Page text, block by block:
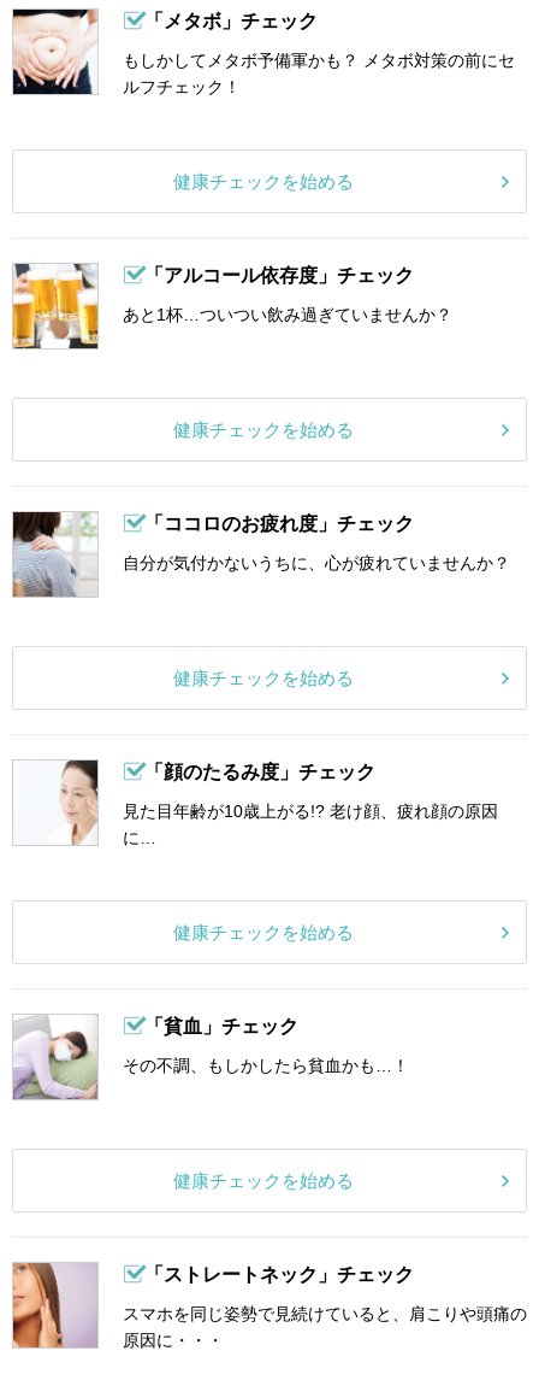
「メタボ」チェック
もしかしてメタボ予備軍かも？ メタボ対策の前にセ
ルフチェック！
健康チェックを始める
「アルコール依存度」チェック
あと1杯…ついつい飲み過ぎていませんか？
健康チェックを始める
「ココロのお疲れ度」チェック
自分が気付かないうちに、心が疲れていませんか？
健康チェックを始める
「顔のたるみ度」チェック
見た目年齢が10歳上がる!? 老け顔、疲れ顔の原因
に…
健康チェックを始める
「貧血」チェック
その不調、もしかしたら貧血かも…！
健康チェックを始める
「ストレートネック」チェック
スマホを同じ姿勢で見続けていると、肩こりや頭痛の
原因に・・・